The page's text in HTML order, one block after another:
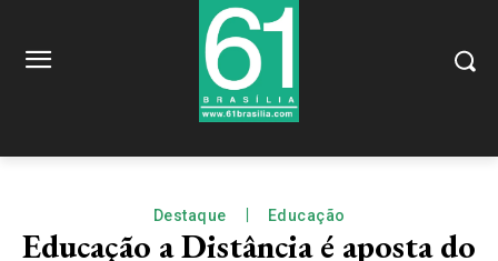
Destaque Educação
Educação a Distância é aposta do